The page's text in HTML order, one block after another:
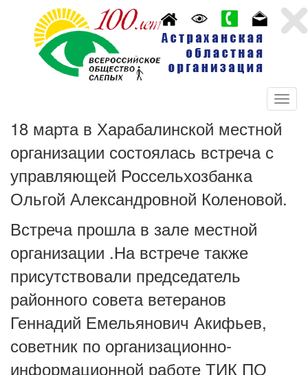
18 марта в Харабалинской местной
организации состоялась встреча с
управляющей Россельхозбанка
Ольгой Александровной Коленовой.
Встреча прошла в зале местной
организации .На встрече также
присутствовали председатель
районного совета ветеранов
Геннадий Емельянович Акифьев,
советник по организационно-
информационной работе ТИК ПО